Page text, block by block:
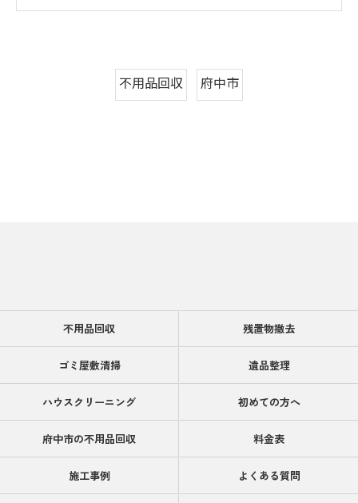
不用品回収 府中市
不用品回収 残置物撤去
ゴミ屋敷清掃 遺品整理
ハウスクリーニング 初めての方へ
府中市の不用品回収 料金表
施工事例 よくある質問